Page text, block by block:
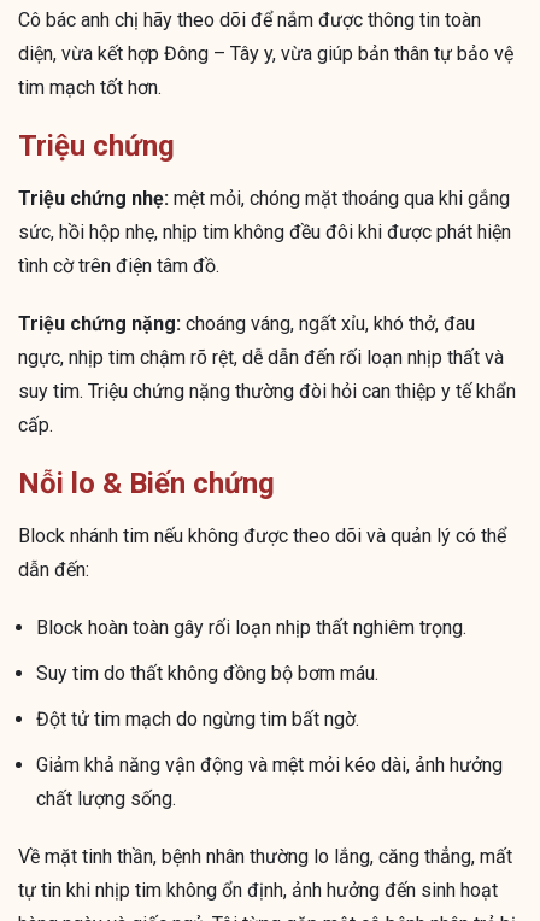
Cô bác anh chị hãy theo dõi để nắm được thông tin toàn
diện, vừa kết hợp Đông – Tây y, vừa giúp bản thân tự bảo vệ
tim mạch tốt hơn.
Triệu chứng
Triệu chứng nhẹ: mệt mỏi, chóng mặt thoáng qua khi gắng
sức, hồi hộp nhẹ, nhịp tim không đều đôi khi được phát hiện
tình cờ trên điện tâm đồ.
Triệu chứng nặng: choáng váng, ngất xỉu, khó thở, đau
ngực, nhịp tim chậm rõ rệt, dễ dẫn đến rối loạn nhịp thất và
suy tim. Triệu chứng nặng thường đòi hỏi can thiệp y tế khẩn
cấp.
Nỗi lo & Biến chứng
Block nhánh tim nếu không được theo dõi và quản lý có thể
dẫn đến:
Block hoàn toàn gây rối loạn nhịp thất nghiêm trọng.
Suy tim do thất không đồng bộ bơm máu.
Đột tử tim mạch do ngừng tim bất ngờ.
Giảm khả năng vận động và mệt mỏi kéo dài, ảnh hưởng
chất lượng sống.
Về mặt tinh thần, bệnh nhân thường lo lắng, căng thẳng, mất
tự tin khi nhịp tim không ổn định, ảnh hưởng đến sinh hoạt